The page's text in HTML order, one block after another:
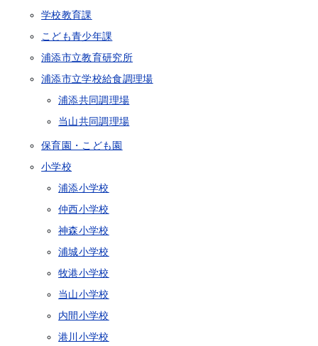
学校教育課
こども青少年課
浦添市立教育研究所
浦添市立学校給食調理場
浦添共同調理場
当山共同調理場
保育園・こども園
小学校
浦添小学校
仲西小学校
神森小学校
浦城小学校
牧港小学校
当山小学校
内間小学校
港川小学校